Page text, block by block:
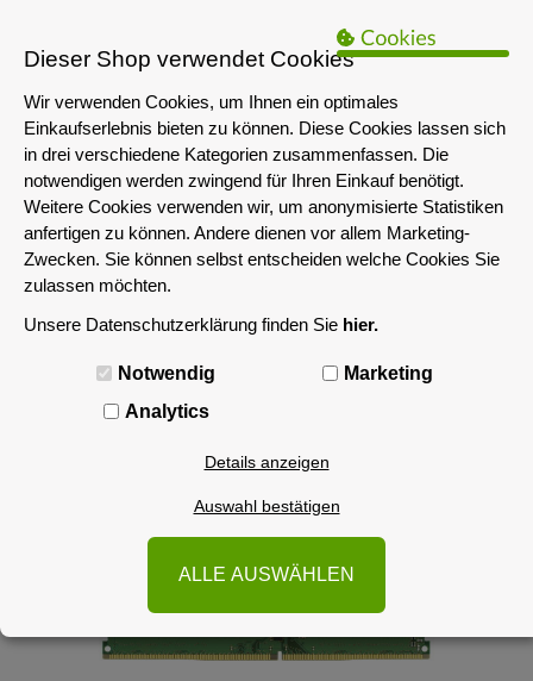
Das servershop-bayern.de Angebot richtet sich nur an
Unternehmen i.S.d. § 14 BGB sowie die öffentliche Hand. Ein Verkauf
an Privatpersonen ist nicht möglich.
MENÜ
Dieser Shop verwendet Cookies
Wir verwenden Cookies, um Ihnen ein optimales
Einkaufserlebnis bieten zu können. Diese Cookies lassen sich
in drei verschiedene Kategorien zusammenfassen. Die
notwendigen werden zwingend für Ihren Einkauf benötigt.
Weitere Cookies verwenden wir, um anonymisierte Statistiken
anfertigen zu können. Andere dienen vor allem Marketing-
Zwecken. Sie können selbst entscheiden welche Cookies Sie
zulassen möchten.
Unsere Datenschutzerklärung finden Sie hier.
Notwendig
Marketing
Analytics
Details anzeigen
Auswahl bestätigen
ALLE AUSWÄHLEN